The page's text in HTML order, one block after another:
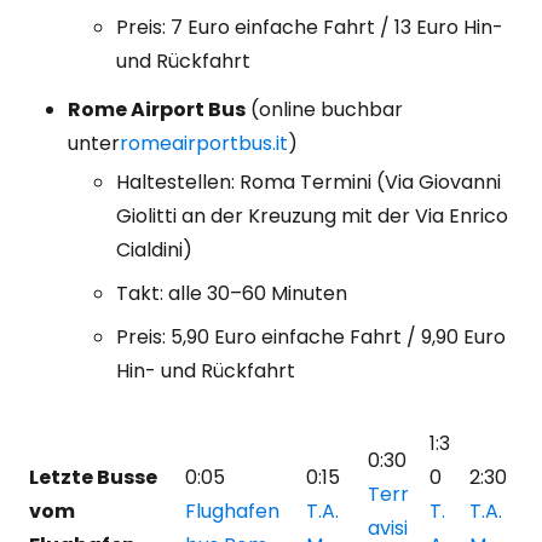
Preis: 7 Euro einfache Fahrt / 13 Euro Hin-
und Rückfahrt
Rome Airport Bus (online buchbar
unterromeairportbus.it)
Haltestellen: Roma Termini (Via Giovanni
Giolitti an der Kreuzung mit der Via Enrico
Cialdini)
Takt: alle 30–60 Minuten
Preis: 5,90 Euro einfache Fahrt / 9,90 Euro
Hin- und Rückfahrt
Letzte Busse
vom
0:05
Flughafen
0:15
T.A.
0:30
Terr
avisi
1:3
0
T.
2:30
T.A.